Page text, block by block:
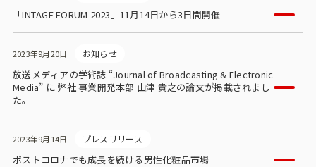
「INTAGE FORUM 2023」11月14日から3日間開催
2023年9月20日 お知らせ
放送メディアの学術誌 “Journal of Broadcasting & Electronic
Media” に 弊社 事業開発本部 山津 貴之の論文が掲載されまし
た。
2023年9月14日 プレスリリース
ポストコロナでも成長を続ける男性化粧品市場